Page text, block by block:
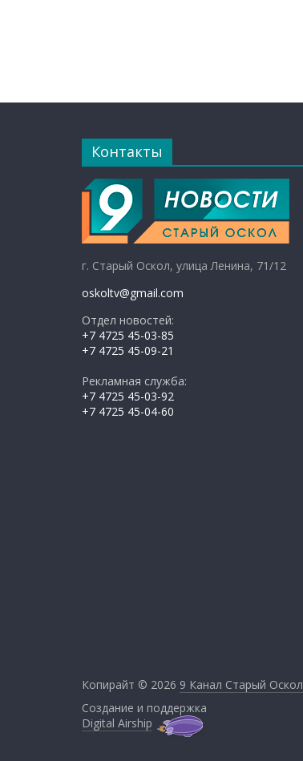
Контакты
г. Старый Оскол, улица Ленина, 71/12
oskoltv@gmail.com
Отдел новостей:
+7 4725 45-03-85
+7 4725 45-09-21
Рекламная служба:
+7 4725 45-03-92
+7 4725 45-04-60
Копирайт © 2026 9 Канал Старый Оскол
Создание и поддержка
Digital Airship